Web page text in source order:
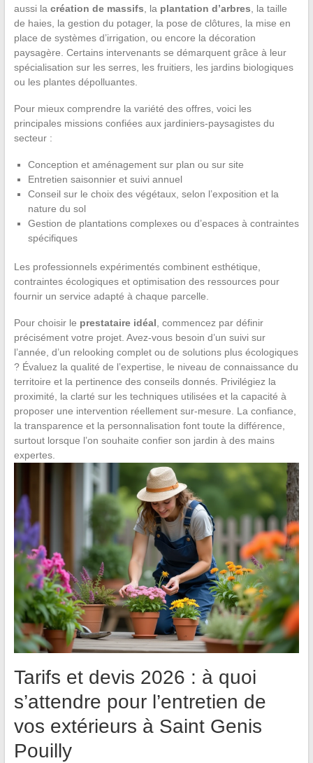
aussi la création de massifs , la plantation d’arbres , la taille
de haies, la gestion du potager, la pose de clôtures, la mise en
place de systèmes d’irrigation, ou encore la décoration
paysagère. Certains intervenants se démarquent grâce à leur
spécialisation sur les serres, les fruitiers, les jardins biologiques
ou les plantes dépolluantes.
Pour mieux comprendre la variété des offres, voici les
principales missions confiées aux jardiniers-paysagistes du
secteur :
Conception et aménagement sur plan ou sur site
Entretien saisonnier et suivi annuel
Conseil sur le choix des végétaux, selon l’exposition et la
nature du sol
Gestion de plantations complexes ou d’espaces à contraintes
spécifiques
Les professionnels expérimentés combinent esthétique,
contraintes écologiques et optimisation des ressources pour
fournir un service adapté à chaque parcelle.
Pour choisir le prestataire idéal , commencez par définir
précisément votre projet. Avez-vous besoin d’un suivi sur
l’année, d’un relooking complet ou de solutions plus écologiques
? Évaluez la qualité de l’expertise, le niveau de connaissance du
territoire et la pertinence des conseils donnés. Privilégiez la
proximité, la clarté sur les techniques utilisées et la capacité à
proposer une intervention réellement sur-mesure. La confiance,
la transparence et la personnalisation font toute la différence,
surtout lorsque l’on souhaite confier son jardin à des mains
expertes.
Tarifs et devis 2026 : à quoi
s’attendre pour l’entretien de
vos extérieurs à Saint Genis
Pouilly